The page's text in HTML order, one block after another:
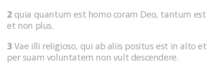
2 quia quantum est homo coram Deo, tantum est
et non plus.
3 Vae illi religioso, qui ab aliis positus est in alto et
per suam voluntatem non vult descendere.